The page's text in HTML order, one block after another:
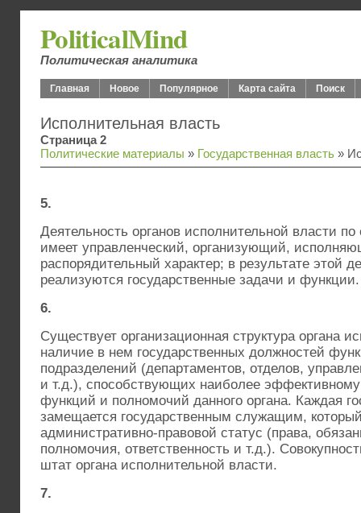
PoliticalMind
Политическая аналитика
Главная Новое Популярное Карта сайта Поиск
Исполнительная власть
Страница 2
Политические материалы » Государственная власть »
5.
Деятельность органов исполнительной власти
имеет управленческий, организующий,
распорядительный характер; в результате этой
реализуются государственные задачи и функции.
6.
Существует организационная структура органа
наличие в нем государственных должностей
подразделений (департаментов, отделов,
и т.д.), способствующих наиболее
функций и полномочий данного органа. Каждая
замещается государственным служащим,
административно-правовой статус (права,
полномочия, ответственность и т.д.).
штат органа исполнительной власти.
7.